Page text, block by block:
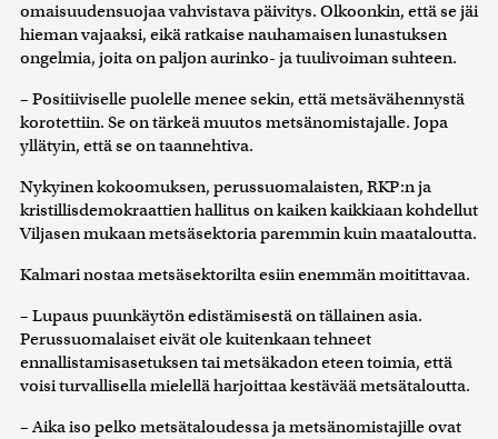
omaisuudensuojaa vahvistava päivitys. Olkoonkin, että se jäi
hieman vajaaksi, eikä ratkaise nauhamaisen lunastuksen
ongelmia, joita on paljon aurinko- ja tuulivoiman suhteen.
– Positiiviselle puolelle menee sekin, että metsävähennystä
korotettiin. Se on tärkeä muutos metsänomistajalle. Jopa
yllätyin, että se on taannehtiva.
Nykyinen kokoomuksen, perussuomalaisten, RKP:n ja
kristillisdemokraattien hallitus on kaiken kaikkiaan kohdellut
Viljasen mukaan metsäsektoria paremmin kuin maataloutta.
Kalmari nostaa metsäsektorilta esiin enemmän moitittavaa.
– Lupaus puunkäytön edistämisestä on tällainen asia.
Perussuomalaiset eivät ole kuitenkaan tehneet
ennallistamisasetuksen tai metsäkadon eteen toimia, että
voisi turvallisella mielellä harjoittaa kestävää metsätaloutta.
– Aika iso pelko metsätaloudessa ja metsänomistajille ovat